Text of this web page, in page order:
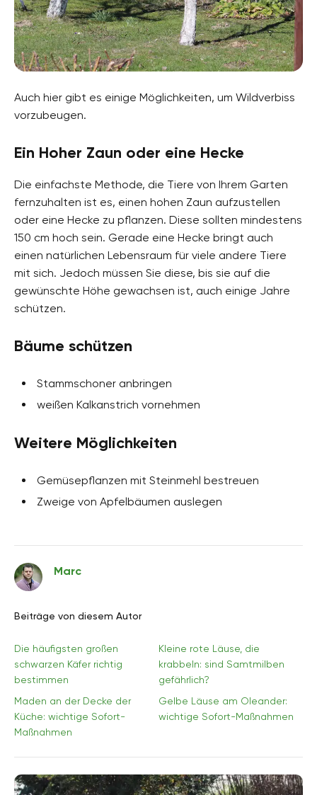
Auch hier gibt es einige Möglichkeiten, um Wildverbiss
vorzubeugen.
Ein Hoher Zaun oder eine Hecke
Die einfachste Methode, die Tiere von Ihrem Garten
fernzuhalten ist es, einen hohen Zaun aufzustellen
oder eine Hecke zu pflanzen. Diese sollten mindestens
150 cm hoch sein. Gerade eine Hecke bringt auch
einen natürlichen Lebensraum für viele andere Tiere
mit sich. Jedoch müssen Sie diese, bis sie auf die
gewünschte Höhe gewachsen ist, auch einige Jahre
schützen.
Bäume schützen
Stammschoner anbringen
weißen Kalkanstrich vornehmen
Weitere Möglichkeiten
Gemüsepflanzen mit Steinmehl bestreuen
Zweige von Apfelbäumen auslegen
Marc
Beiträge von diesem Autor
Die häufigsten großen
schwarzen Käfer richtig
bestimmen
Kleine rote Läuse, die
krabbeln: sind Samtmilben
gefährlich?
Maden an der Decke der
Küche: wichtige Sofort-
Maßnahmen
Gelbe Läuse am Oleander:
wichtige Sofort-Maßnahmen